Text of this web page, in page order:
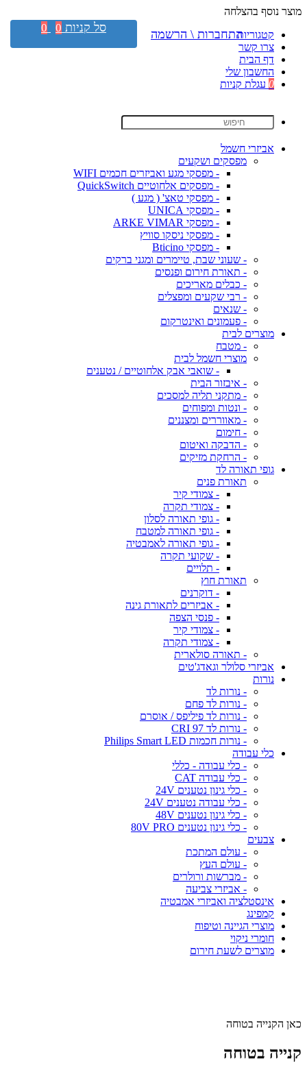
מוצר נוסף בהצלחה
קטגוריות
צרו קשר
דף הבית
החשבון שלי
0 עגלת קניות
אביזרי חשמל
מפסקים ושקעים
- מפסקי מגע ואביזרים חכמים WIFI
- מפסקים אלחוטיים QuickSwitch
- מפסקי טאצ' ( מגע )
- מפסקי UNICA
- מפסקי ARKE VIMAR
- מפסקי ניסקו סוויץ
- מפסקי Bticino
- שעוני שבת, טיימרים ומגני ברקים
- תאורת חירום ופנסים
- כבלים מאריכים
- רבי שקעים ומפצלים
- שנאים
- פעמונים ואינטרקום
מוצרים לבית
- מטבח
מוצרי חשמל לבית
- שואבי אבק אלחוטיים / נטענים
- איבזור הבית
- מתקני תליה למסכים
- ונטות ומפוחים
- מאווררים ומצננים
- חימום
- הדבקה ואיטום
- הרחקת מזיקים
גופי תאורה לד
תאורת פנים
- צמודי קיר
- צמודי תקרה
- גופי תאורה לסלון
- גופי תאורה למטבח
- גופי תאורה לאמבטיה
- שקועי תקרה
- תלויים
תאורת חוץ
- דוקרנים
- אביזרים לתאורת גינה
- פנסי הצפה
- צמודי קיר
- צמודי תקרה
- תאורה סולארית
אביזרי סלולר וגאדג'טים
נורות
- נורות לד
- נורות לד פחם
- נורות לד פיליפס / אוסרם
- נורות לד CRI 97
- נורות חכמות Philips Smart LED
כלי עבודה
- כלי עבודה - כללי
- כלי עבודה CAT
- כלי גינון נטענים 24V
- כלי עבודה נטענים 24V
- כלי גינון נטענים 48V
- כלי גינון נטענים 80V PRO
צבעים
- עולם המתכת
- עולם העץ
- מברשות ורולרים
- אביזרי צביעה
אינסטלציה ואביזרי אמבטיה
קמפינג
מוצרי הגיינה וטיפוח
חומרי ניקוי
מוצרים לשעת חירום
כאן הקנייה בטוחה
קנייה בטוחה
התחברות \ הרשמה סל קניות 0
0